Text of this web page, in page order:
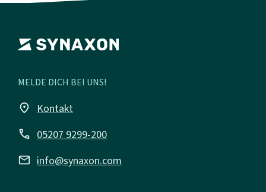
MELDE DICH BEI UNS!
place Kontakt
call 05207 9299-200
mail info@synaxon.com